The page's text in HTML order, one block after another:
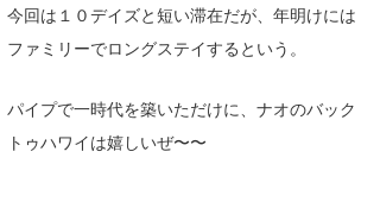
今回は１０デイズと短い滞在だが、年明けには
ファミリーでロングステイするという。
パイプで一時代を築いただけに、ナオのバック
トゥハワイは嬉しいぜ〜〜